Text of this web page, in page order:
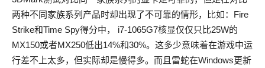
两种不同家族系列产品时却出现了不可靠的情形，比如：Fire
Strike和Time Spy得分中， i7-1065G7核显仅仅只比25W的
MX150或者MX250低出14%和30%。这多少意味着在游戏中运
行差不上太多，但实际却是慢得多。而且雷蛇在Windows更新